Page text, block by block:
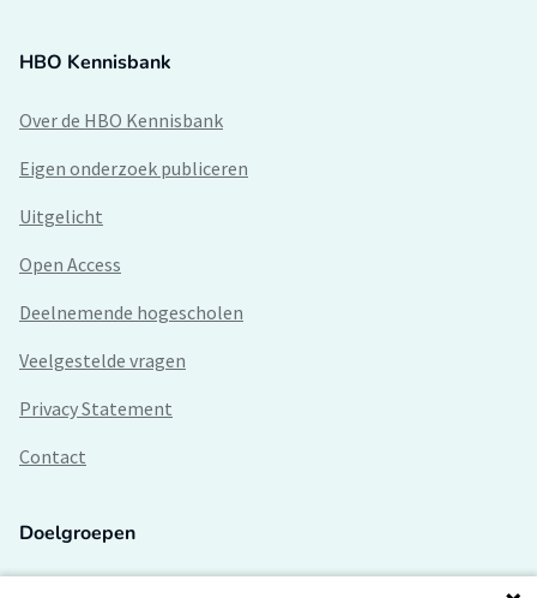
HBO Kennisbank
Over de HBO Kennisbank
Eigen onderzoek publiceren
Uitgelicht
Open Access
Deelnemende hogescholen
Veelgestelde vragen
Privacy Statement
Contact
Doelgroepen